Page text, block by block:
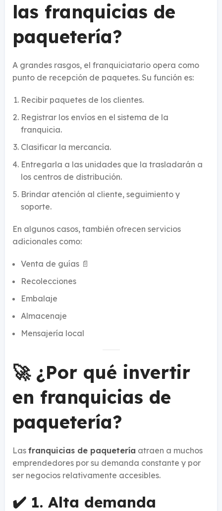
las franquicias de
paquetería?
A grandes rasgos, el franquiciatario opera como
punto de recepción de paquetes. Su función es:
Recibir paquetes de los clientes.
Registrar los envíos en el sistema de la
franquicia.
Clasificar la mercancía.
Entregarla a las unidades que la trasladarán a
los centros de distribución.
Brindar atención al cliente, seguimiento y
soporte.
En algunos casos, también ofrecen servicios
adicionales como:
Venta de guías 📄
Recolecciones
Embalaje
Almacenaje
Mensajería local
🚀 ¿Por qué invertir
en franquicias de
paquetería?
Las franquicias de paquetería atraen a muchos
emprendedores por su demanda constante y por
ser negocios relativamente accesibles.
✔️ 1. Alta demanda